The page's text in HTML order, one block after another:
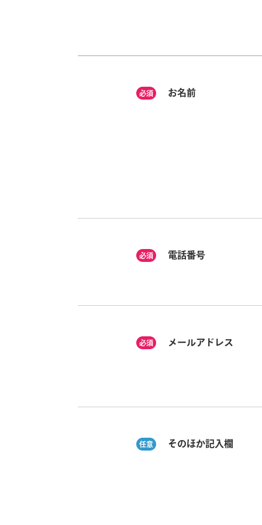
必須 お名前
必須 電話番号
必須 メールアドレス
任意 そのほか記入欄